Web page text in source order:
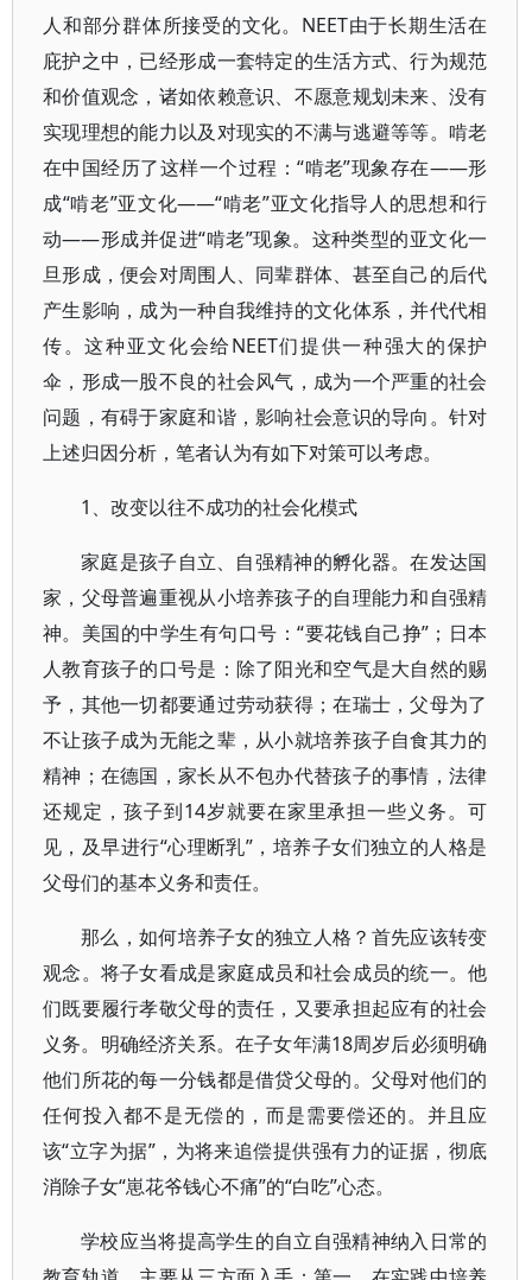
人和部分群体所接受的文化。NEET由于长期生活在
庇护之中，已经形成一套特定的生活方式、行为规范
和价值观念，诸如依赖意识、不愿意规划未来、没有
实现理想的能力以及对现实的不满与逃避等等。啃老
在中国经历了这样一个过程：“啃老”现象存在――形
成“啃老”亚文化――“啃老”亚文化指导人的思想和行
动――形成并促进“啃老”现象。这种类型的亚文化一
旦形成，便会对周围人、同辈群体、甚至自己的后代
产生影响，成为一种自我维持的文化体系，并代代相
传。这种亚文化会给NEET们提供一种强大的保护
伞，形成一股不良的社会风气，成为一个严重的社会
问题，有碍于家庭和谐，影响社会意识的导向。针对
上述归因分析，笔者认为有如下对策可以考虑。
1、改变以往不成功的社会化模式
家庭是孩子自立、自强精神的孵化器。在发达国
家，父母普遍重视从小培养孩子的自理能力和自强精
神。美国的中学生有句口号：“要花钱自己挣”；日本
人教育孩子的口号是：除了阳光和空气是大自然的赐
予，其他一切都要通过劳动获得；在瑞士，父母为了
不让孩子成为无能之辈，从小就培养孩子自食其力的
精神；在德国，家长从不包办代替孩子的事情，法律
还规定，孩子到14岁就要在家里承担一些义务。可
见，及早进行“心理断乳”，培养子女们独立的人格是
父母们的基本义务和责任。
那么，如何培养子女的独立人格？首先应该转变
观念。将子女看成是家庭成员和社会成员的统一。他
们既要履行孝敬父母的责任，又要承担起应有的社会
义务。明确经济关系。在子女年满18周岁后必须明确
他们所花的每一分钱都是借贷父母的。父母对他们的
任何投入都不是无偿的，而是需要偿还的。并且应
该“立字为据”，为将来追偿提供强有力的证据，彻底
消除子女“崽花爷钱心不痛”的“白吃”心态。
学校应当将提高学生的自立自强精神纳入日常的